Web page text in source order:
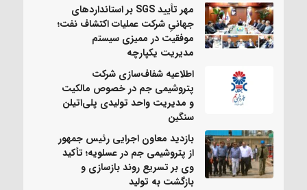
مهر تأیید SGS بر استانداردهای
جهانیِ شرکت عملیات اکتشاف نفت؛
موفقیت در ممیزی سیستم
مدیریت یکپارچه
اطلاعیه شفاف‌سازی شرکت
پتروشیمی جم در خصوص مالکیت
و مدیریت واحد تولیدی پلی‌اتیلن
سنگین
بازدید معاون اجرایی رئیس جمهور
از پتروشیمی جم در عسلویه؛ تأکید
وی بر تسریع روند بازسازی و
بازگشت به تولید